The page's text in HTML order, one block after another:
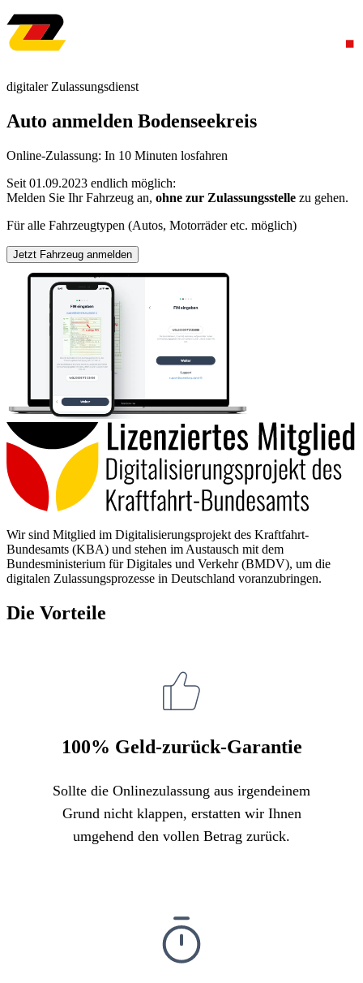
digitaler Zulassungsdienst
Auto anmelden Bodenseekreis
Online-Zulassung: In 10 Minuten losfahren
Seit 01.09.2023 endlich möglich:
Melden Sie Ihr Fahrzeug an, ohne zur Zulassungsstelle zu gehen.
Für alle Fahrzeugtypen (Autos, Motorräder etc. möglich)
Jetzt Fahrzeug anmelden
Wir sind Mitglied im Digitalisierungsprojekt des Kraftfahrt-
Bundesamts (KBA) und stehen im Austausch mit dem
Bundesministerium für Digitales und Verkehr (BMDV), um die
digitalen Zulassungsprozesse in Deutschland voranzubringen.
Die Vorteile
100% Geld-zurück-Garantie
Sollte die Onlinezulassung aus irgendeinem
Grund nicht klappen, erstatten wir Ihnen
umgehend den vollen Betrag zurück.